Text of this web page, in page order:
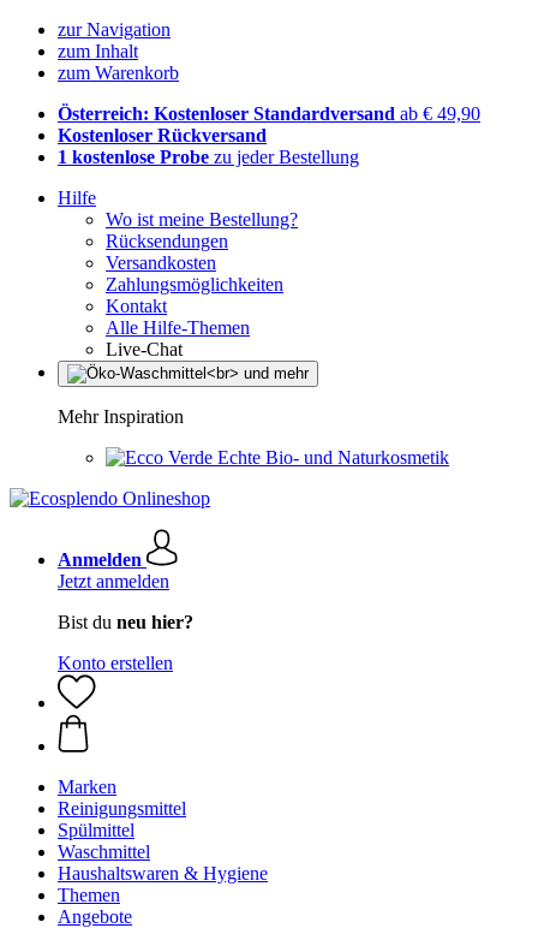
zur Navigation
zum Inhalt
zum Warenkorb
Österreich: Kostenloser Standardversand ab € 49,90
Kostenloser Rückversand
1 kostenlose Probe zu jeder Bestellung
Hilfe
Wo ist meine Bestellung?
Rücksendungen
Versandkosten
Zahlungsmöglichkeiten
Kontakt
Alle Hilfe-Themen
Live-Chat
Mehr Inspiration
Echte Bio- und Naturkosmetik
Anmelden
Jetzt anmelden
Bist du neu hier?
Konto erstellen
Marken
Reinigungsmittel
Spülmittel
Waschmittel
Haushaltswaren & Hygiene
Themen
Angebote